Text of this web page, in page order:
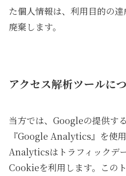
た個人情報は、利用目的の
廃棄します。
アクセス解析ツールに
当方では、Googleの提供す
『Google Analytics』を使
Analyticsはトラフィックデ
Cookieを利用します。この